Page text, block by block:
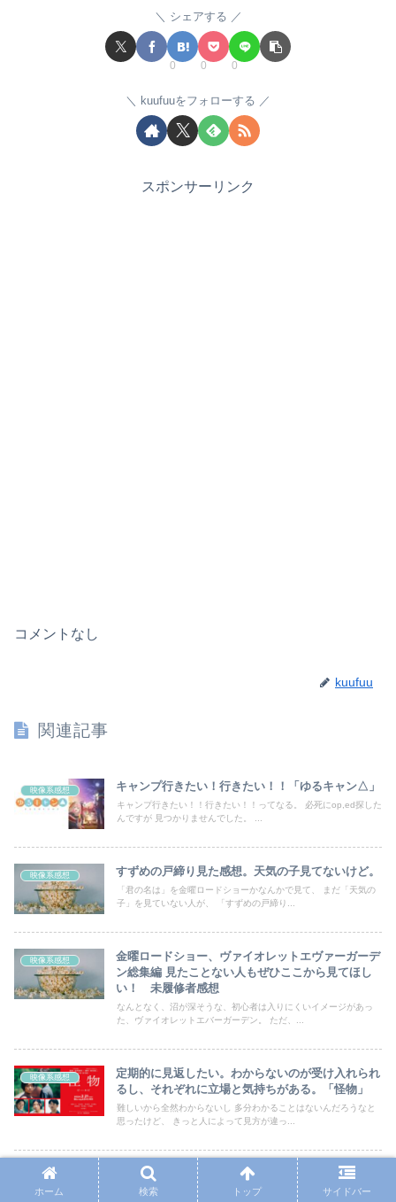
シェアする
0 0 0
kuufuuをフォローする
スポンサーリンク
コメントなし
kuufuu
関連記事
映像系感想 キャンプ行きたい！行きたい！！「ゆるキャン△」
キャンプ行きたい！！行きたい！！ってなる。 必死にop,ed探した
んですが 見つかりませんでした。 ...
映像系感想 すずめの戸締り見た感想。天気の子見てないけど。
「君の名は」を金曜ロードショーかなんかで見て、 まだ「天気の
子」を見ていない人が、 「すずめの戸締り...
映像系感想
金曜ロードショー、ヴァイオレットエヴァーガーデ
ン総集編 見たことない人もぜひここから見てほし
い！ 未履修者感想
なんとなく、沼が深そうな、初心者は入りにくいイメージがあっ
た、ヴァイオレットエバーガーデン。 ただ、...
映像系感想
定期的に見返したい。わからないのが受け入れられ
るし、それぞれに立場と気持ちがある。「怪物」
難しいから全然わからないし 多分わかることはないんだろうなと
思ったけど、 きっと人によって見方が違っ...
映像系感想 超かぐや姫、超超超良かった！！！！
ボカロ好きで、映像好きな人は見に行ってくださいはほんとそう。
ホーム 検索 トップ サイドバー